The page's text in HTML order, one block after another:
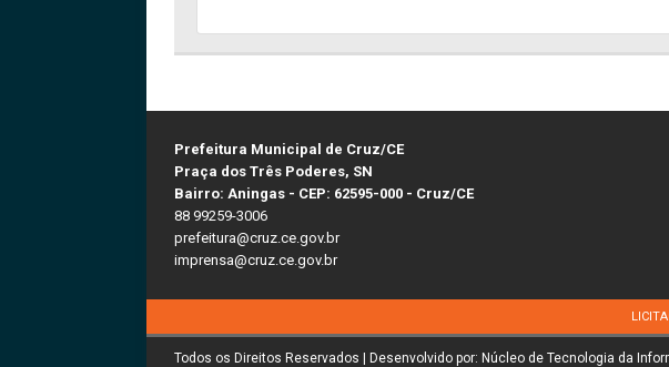
Prefeitura Municipal de Cruz/CE
Praça dos Três Poderes, SN
Bairro: Aningas - CEP: 62595-000 - Cruz/CE
88 99259-3006
prefeitura@cruz.ce.gov.br
imprensa@cruz.ce.gov.br
Todos os Direitos Reservados | Desenvolvido por: Núcleo de Tecnologia da